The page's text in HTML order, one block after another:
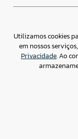
Paulistano, São
Assessoria de
Utilizamos cookies
em nossos
Privacidade. Ao